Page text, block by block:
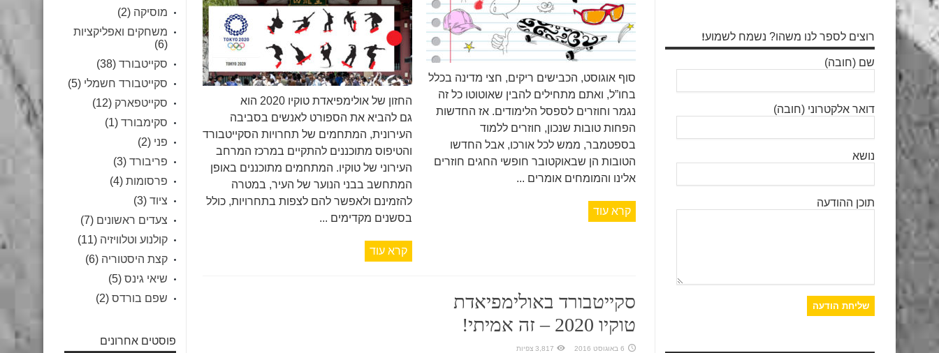
סוף אוגוסט, הכבישים ריקים, חצי מדינה בכלל
בחו”ל, ואתם מתחילים להבין שאוטוטו כל זה
נגמר וחוזרים לספסל הלימודים. אז החדשות
הפחות טובות שנכון, חוזרים ללמוד
בספטמבר, ממש לכל אורכו, אבל החדשו
הטובות הן שבאוקטובר חופשי החגים חוזרים
אלינו והמומחים אומרים ...
קרא עוד
החזון של אולימפיאדת טוקיו 2020 הוא
גם להביא את הספורט לאנשים בסביבה
העירונית, המתחמים של תחרויות הסקייטבורד
והטיפוס מתוכננים להתקיים במרכז המרחב
העירוני של טוקיו. המתחמים מתוכננים באופן
המתחשב בבני הנוער של העיר, במטרה
להזמינם ולאפשר להם לצפות בתחרויות, כולל
בסשנים מקדימים ...
קרא עוד
סקייטבורד באולימפיאדת
טוקיו 2020 – זה אמיתי!
6 באוגוסט 2016 3,817 צפיות
מוסיקה (2)
משחקים ואפליקציות
(6)
סקייטבורד (38)
סקייטבורד חשמלי (5)
סקייטפארק (12)
סקימבורד (1)
פני (2)
פריבורד (3)
פרסומות (4)
ציוד (3)
צעדים ראשונים (7)
קולנוע וטלוויזיה (11)
קצת היסטוריה (6)
שיאי גינס (5)
שפם בורדס (2)
פוסטים אחרונים
רוצים לספר לנו משהו? נשמח לשמוע!
שם (חובה)
דואר אלקטרוני (חובה)
נושא
תוכן ההודעה